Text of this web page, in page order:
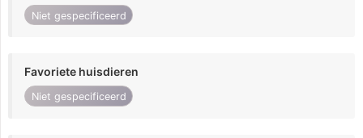
Niet gespecificeerd
Favoriete huisdieren
Niet gespecificeerd